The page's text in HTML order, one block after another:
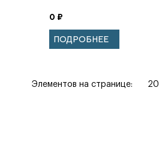
111
0 ₽
ПОДРОБНЕЕ
Элементов на странице: 20